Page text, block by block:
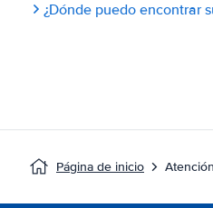
¿Dónde puedo encontrar
Página de inicio